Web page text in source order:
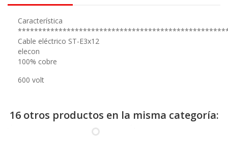
Característica
Cable eléctrico ST-E3x12
elecon
100% cobre
600 volt
16 otros productos en la misma categoría: